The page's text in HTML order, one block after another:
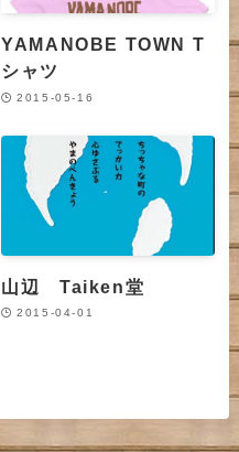
YAMANOBE TOWN T
シャツ
2015-05-16
山辺 Taiken堂
2015-04-01